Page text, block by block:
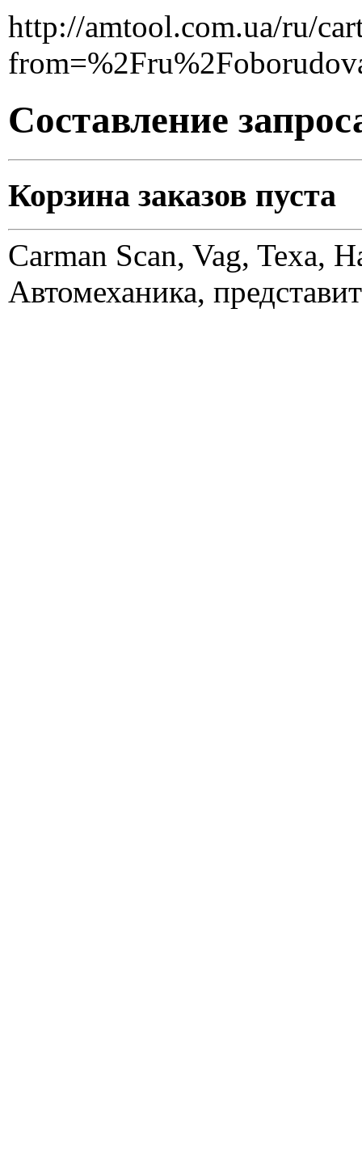
http://amtool.com.ua/ru/
Составление
Корзина заказов пуста
Carman Scan, Vag, Texa,
Автомеханика,